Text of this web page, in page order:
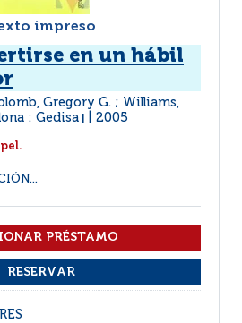
impreso
en un hábil
Gregory G. ; Williams,
: Gedisa 2005